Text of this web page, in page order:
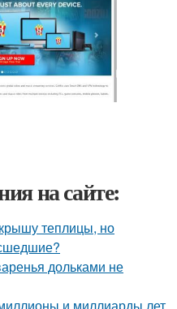
на сайте:
теплицы, но
дольками не
и миллиарды лет